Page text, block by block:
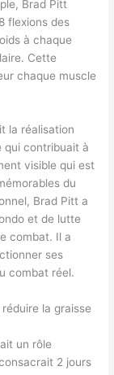
Brad Pitt
flexions des
à chaque
Cette
chaque muscle
la réalisation
qui contribuait à
visible qui est
du
Brad Pitt a
et de lutte
combat. Il a
ses
combat réel.
la graisse
un rôle
2 jours